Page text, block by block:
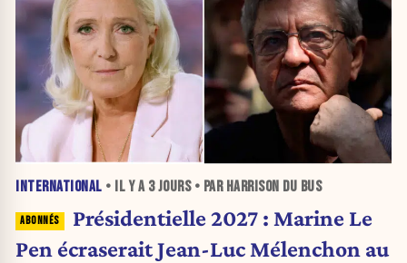
INTERNATIONAL • IL Y A 3 JOURS• PAR HARRISON DU BUS
Présidentielle 2027 : Marine Le
Pen écraserait Jean-Luc Mélenchon au